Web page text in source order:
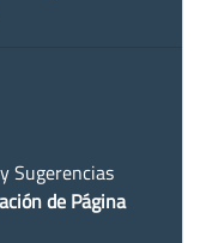
Sugerencias
de Página